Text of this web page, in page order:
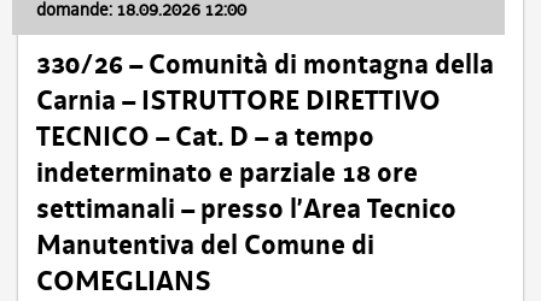
domande: 18.09.2026 12:00
330/26 – Comunità di montagna della
Carnia – ISTRUTTORE DIRETTIVO
TECNICO – Cat. D – a tempo
indeterminato e parziale 18 ore
settimanali – presso l’Area Tecnico
Manutentiva del Comune di
COMEGLIANS